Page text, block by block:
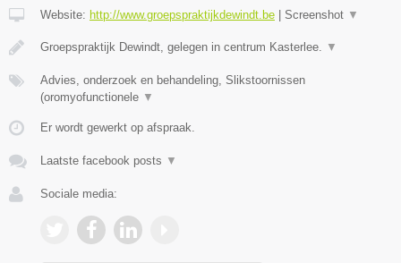
Website: http://www.groepspraktijkdewindt.be Screenshot ▼
Groepspraktijk Dewindt, gelegen in centrum Kasterlee. ▼
Advies, onderzoek en behandeling, Slikstoornissen
(oromyofunctionele ▼
Er wordt gewerkt op afspraak.
Laatste facebook posts ▼
Sociale media: